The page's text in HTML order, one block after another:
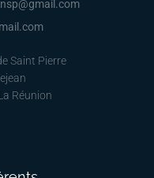
Saint Pierre
Réunion